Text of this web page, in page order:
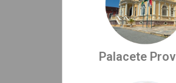
Palacete